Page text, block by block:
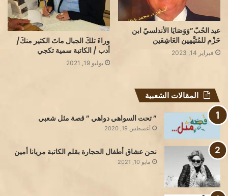
عيد الحُبّ”وَوَصَايَا الأندلسيّ ابن
حَزْم للمُتيَّمِين العَاشِقين
فبراير 14, 2023
وراءَ تلكَ الجبال ماتَ الكثير منكَ/
أدب / الكاتبة سمية تكجي
يوليو 19, 2021
المقالات الشعبية
” تحت السواهي دواهي ” قصة مثل شعبي
أغسطس 19, 2020
نحن عشاق أطفال الحجارة بقلم الكاتبة مريانا أمين
مايو 10, 2021